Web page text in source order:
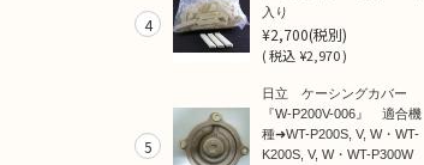
4
入り
¥2,700(税別)
(税込¥2,970 )
5
日立 ケーシングカバー
『W-P200V-006』 適合機
種➜WT-P200S, V, W・WT-
K200S, V, W・WT-P300W